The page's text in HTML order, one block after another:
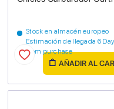
Stock en almacén europeo
Estimación de llegada 6
from purchase
AÑADIR AL